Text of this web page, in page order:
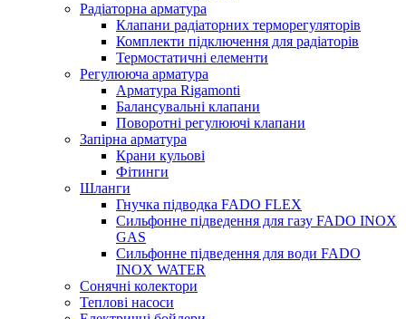
Радіаторна арматура
Клапани радіаторних терморегуляторів
Комплекти підключення для радіаторів
Термостатичні елементи
Регулююча арматура
Арматура Rigamonti
Балансувальні клапани
Поворотні регулюючі клапани
Запірна арматура
Крани кульові
Фітинги
Шланги
Гнучка підводка FADO FLEX
Сильфонне підведення для газу FADO INOX
GAS
Сильфонне підведення для води FADO
INOX WATER
Сонячні колектори
Теплові насоси